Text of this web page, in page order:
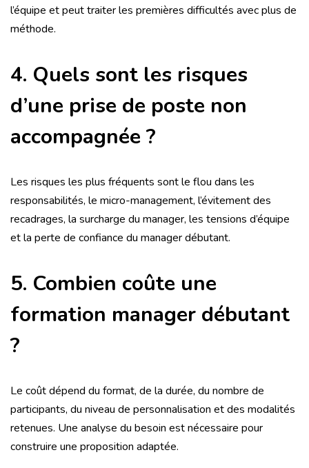
l’équipe et peut traiter les premières difficultés avec plus de
méthode.
4. Quels sont les risques
d’une prise de poste non
accompagnée ?
Les risques les plus fréquents sont le flou dans les
responsabilités, le micro-management, l’évitement des
recadrages, la surcharge du manager, les tensions d’équipe
et la perte de confiance du manager débutant.
5. Combien coûte une
formation manager débutant
?
Le coût dépend du format, de la durée, du nombre de
participants, du niveau de personnalisation et des modalités
retenues. Une analyse du besoin est nécessaire pour
construire une proposition adaptée.